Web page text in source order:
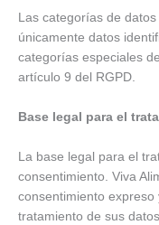
Las categorías de
únicamente datos
categorías especiales
artículo 9 del RGPD.
Base legal para el
La base legal para el
consentimiento. Viva
consentimiento expreso
tratamiento de sus